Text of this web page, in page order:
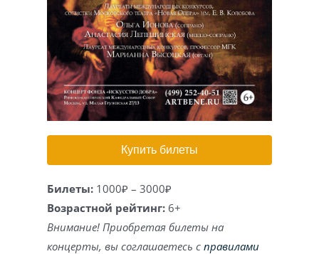
Игра на органе
Купить билеты
Билеты: 1000₽ – 3000₽
Возрастной рейтинг: 6+
Внимание! Приобретая билеты на
концерты, вы соглашаетесь справилами